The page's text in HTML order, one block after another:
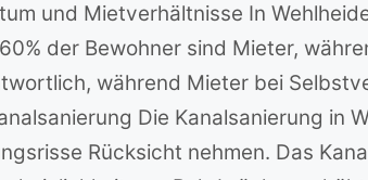
und Mietverhältnisse In
der Bewohner sind Mieter,
während Mieter bei
Die Kanalsanierung in
Rücksicht nehmen. Das